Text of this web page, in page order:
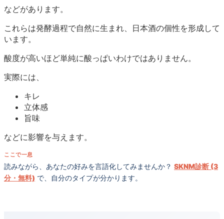
などがあります。
これらは発酵過程で自然に生まれ、日本酒の個性を形成して
います。
酸度が高いほど単純に酸っぱいわけではありません。
実際には、
キレ
立体感
旨味
などに影響を与えます。
ここで一息
読みながら、あなたの好みを言語化してみませんか？ SKNM診断 (3
分・無料) で、自分のタイプが分かります。